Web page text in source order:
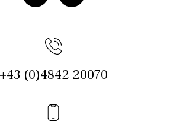
+43 (0)4842 20070